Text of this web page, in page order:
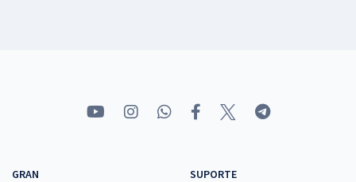
GRAN
SUPORTE